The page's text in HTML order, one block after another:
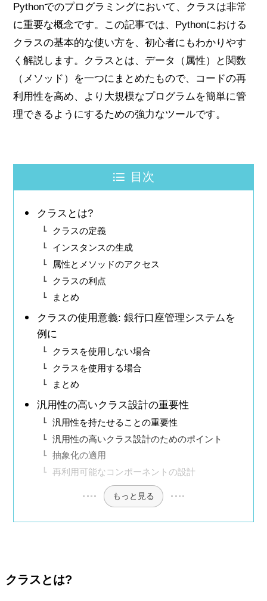
Pythonでのプログラミングにおいて、クラスは非常
に重要な概念です。この記事では、Pythonにおける
クラスの基本的な使い方を、初心者にもわかりやす
く解説します。クラスとは、データ（属性）と関数
（メソッド）を一つにまとめたもので、コードの再
利用性を高め、より大規模なプログラムを簡単に管
理できるようにするための強力なツールです。
目次
クラスとは?
クラスの定義
インスタンスの生成
属性とメソッドのアクセス
クラスの利点
まとめ
クラスの使用意義: 銀行口座管理システムを
例に
クラスを使用しない場合
クラスを使用する場合
まとめ
汎用性の高いクラス設計の重要性
汎用性を持たせることの重要性
汎用性の高いクラス設計のためのポイント
抽象化の適用
再利用可能なコンポーネントの設計
もっと見る
クラスとは?